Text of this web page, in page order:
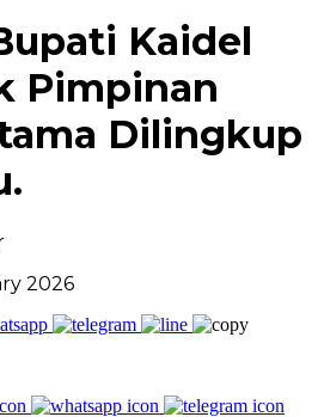
Kaidel
Pimpinan
Dilingkup
2026